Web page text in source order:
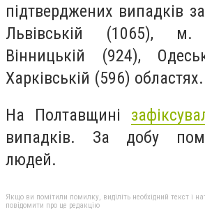
підтверджених випадків
Львівській (1065),
Вінницькій (924),
Харківській (596) областях.
На Полтавщині
випадків. За добу
людей.
Якщо ви помітили помилку, виділіть необхідний текст і
повідомити про це редакцію